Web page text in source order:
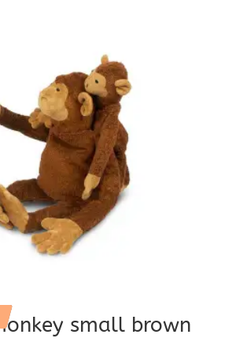
small brown